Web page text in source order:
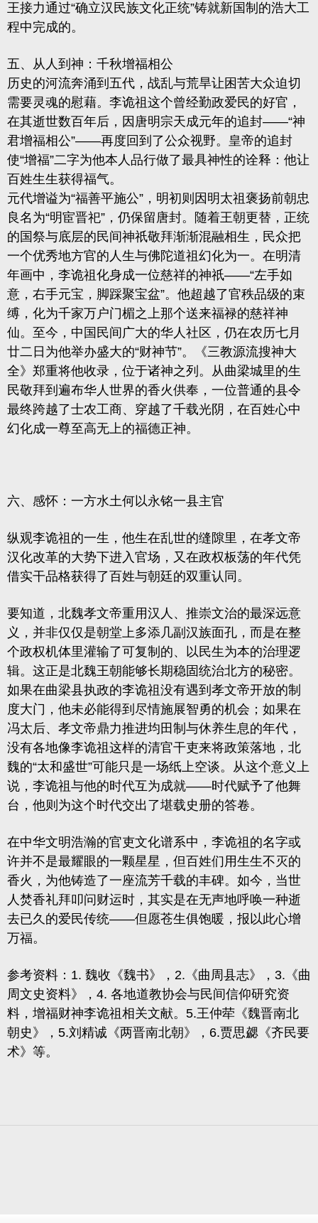
王接力通过“确立汉民族文化正统”铸就新国制的浩大工
程中完成的。
五、从人到神：千秋增福相公
历史的河流奔涌到五代，战乱与荒旱让困苦大众迫切
需要灵魂的慰藉。李诡祖这个曾经勤政爱民的好官，
在其逝世数百年后，因唐明宗天成元年的追封——“神
君增福相公”——再度回到了公众视野。皇帝的追封
使“增福”二字为他本人品行做了最具神性的诠释：他让
百姓生生获得福气。
元代增谥为“福善平施公”，明初则因明太祖褒扬前朝忠
良名为“明宦晋祀”，仍保留唐封。随着王朝更替，正统
的国祭与底层的民间神祇敬拜渐渐混融相生，民众把
一个优秀地方官的人生与佛陀道祖幻化为一。在明清
年画中，李诡祖化身成一位慈祥的神祇——“左手如
意，右手元宝，脚踩聚宝盆”。他超越了官秩品级的束
缚，化为千家万户门楣之上那个送来福禄的慈祥神
仙。至今，中国民间广大的华人社区，仍在农历七月
廿二日为他举办盛大的“财神节”。《三教源流搜神大
全》郑重将他收录，位于诸神之列。从曲梁城里的生
民敬拜到遍布华人世界的香火供奉，一位普通的县令
最终跨越了士农工商、穿越了千载光阴，在百姓心中
幻化成一尊至高无上的福德正神。
六、感怀：一方水土何以永铭一县主官
纵观李诡祖的一生，他生在乱世的缝隙里，在孝文帝
汉化改革的大势下进入官场，又在政权板荡的年代凭
借实干品格获得了百姓与朝廷的双重认同。
要知道，北魏孝文帝重用汉人、推崇文治的最深远意
义，并非仅仅是朝堂上多添几副汉族面孔，而是在整
个政权机体里灌输了可复制的、以民生为本的治理逻
辑。这正是北魏王朝能够长期稳固统治北方的秘密。
如果在曲梁县执政的李诡祖没有遇到孝文帝开放的制
度大门，他未必能得到尽情施展智勇的机会；如果在
冯太后、孝文帝鼎力推进均田制与休养生息的年代，
没有各地像李诡祖这样的清官干吏来将政策落地，北
魏的“太和盛世”可能只是一场纸上空谈。从这个意义上
说，李诡祖与他的时代互为成就——时代赋予了他舞
台，他则为这个时代交出了堪载史册的答卷。
在中华文明浩瀚的官吏文化谱系中，李诡祖的名字或
许并不是最耀眼的一颗星星，但百姓们用生生不灭的
香火，为他铸造了一座流芳千载的丰碑。如今，当世
人焚香礼拜叩问财运时，其实是在无声地呼唤一种逝
去已久的爱民传统——但愿苍生俱饱暖，报以此心增
万福。
参考资料：1. 魏收《魏书》，2.《曲周县志》，3.《曲
周文史资料》，4. 各地道教协会与民间信仰研究资
料，增福财神李诡祖相关文献。5.王仲荦《魏晋南北
朝史》，5.刘精诚《两晋南北朝》，6.贾思勰 《齐民要
术》 等。